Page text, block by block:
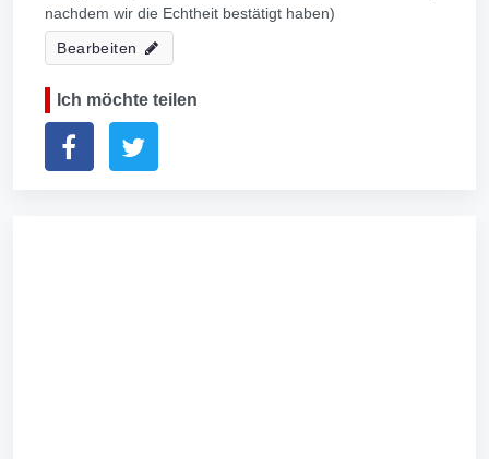
nachdem wir die Echtheit bestätigt haben)
Bearbeiten
Ich möchte teilen